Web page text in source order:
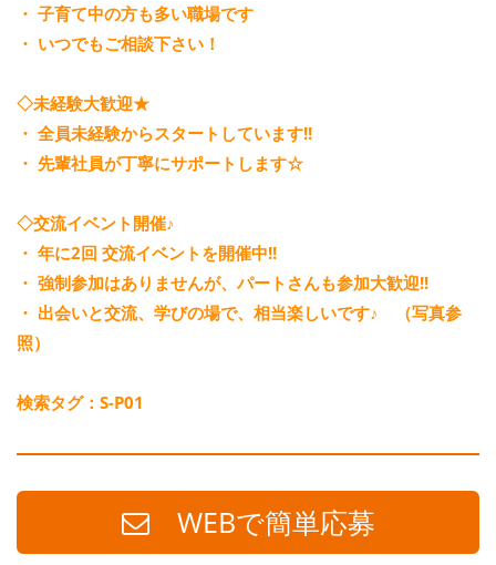
・ 子育て中の方も多い職場です
・ いつでもご相談下さい！
◇未経験大歓迎★
・ 全員未経験からスタートしています!!
・ 先輩社員が丁寧にサポートします☆
◇交流イベント開催♪
・ 年に2回 交流イベントを開催中!!
・ 強制参加はありませんが、パートさんも参加大歓迎!!
・ 出会いと交流、学びの場で、相当楽しいです♪ （写真参
照）
検索タグ：S-P01
WEBで簡単応募